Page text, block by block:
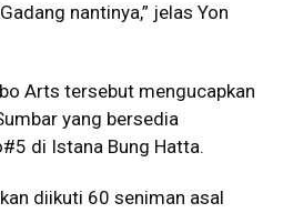
nantinya,” jelas Yon
Arts tersebut mengucapkan
yang bersedia
di Istana Bung Hatta.
diikuti 60 seniman asal